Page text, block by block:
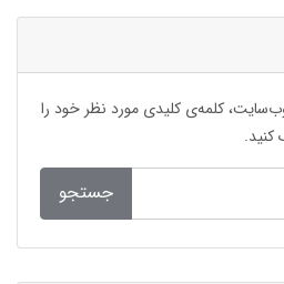
کلمه‌ی کلیدی مورد نظر خود را
کنید.
جستجو